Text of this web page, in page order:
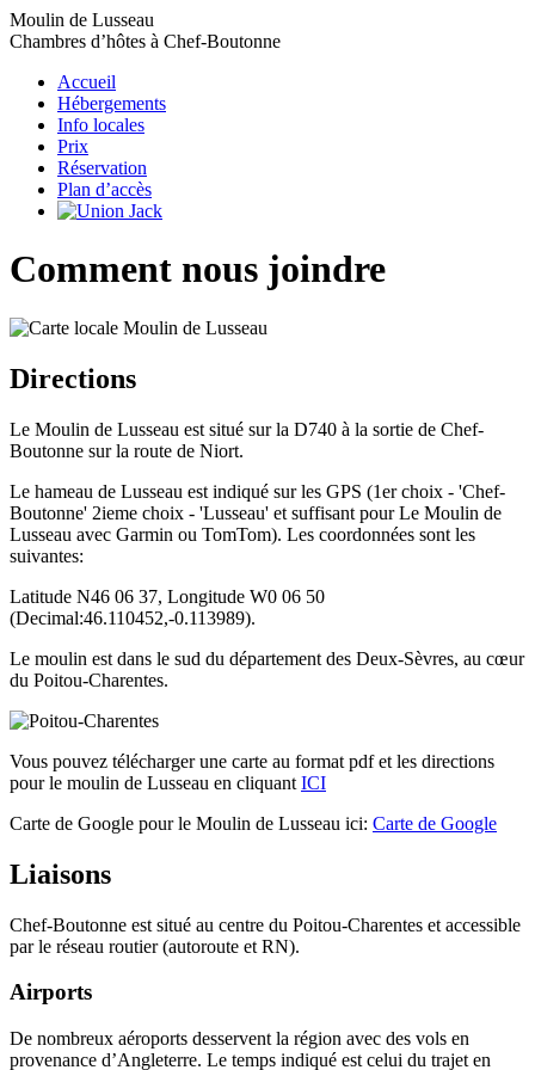
Moulin de Lusseau
Chambres d’hôtes à Chef-Boutonne
Accueil
Hébergements
Info locales
Prix
Réservation
Plan d’accès
Comment nous joindre
Directions
Le Moulin de Lusseau est situé sur la D740 à la sortie de Chef-
Boutonne sur la route de Niort.
Le hameau de Lusseau est indiqué sur les GPS (1er choix - 'Chef-
Boutonne' 2ieme choix - 'Lusseau' et suffisant pour Le Moulin de
Lusseau avec Garmin ou TomTom). Les coordonnées sont les
suivantes:
Latitude N46 06 37, Longitude W0 06 50
(Decimal:46.110452,-0.113989).
Le moulin est dans le sud du département des Deux-Sèvres, au cœur
du Poitou-Charentes.
Vous pouvez télécharger une carte au format pdf et les directions
pour le moulin de Lusseau en cliquant ICI
Carte de Google pour le Moulin de Lusseau ici: Carte de Google
Liaisons
Chef-Boutonne est situé au centre du Poitou-Charentes et accessible
par le réseau routier (autoroute et RN).
Airports
De nombreux aéroports desservent la région avec des vols en
provenance d’Angleterre. Le temps indiqué est celui du trajet en